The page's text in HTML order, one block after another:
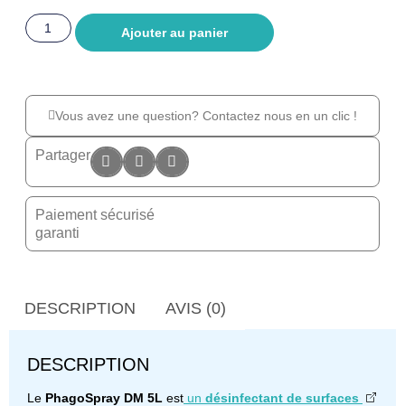
Ajouter au panier
Vous avez une question? Contactez nous en un clic !
Partager
Paiement sécurisé
garanti
DESCRIPTION AVIS (0)
DESCRIPTION
Le PhagoSpray DM 5L est un désinfectant de surfaces